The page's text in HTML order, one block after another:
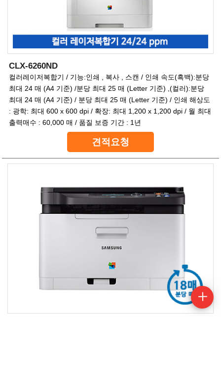
CLX-6260ND
컬러레이저복합기 / 기능:인쇄 , 복사 , 스캔 / 인쇄 속도(흑백):분당
최대 24 매 (A4 기준) /분당 최대 25 매 (Letter 기준) ,(컬러):분당
최대 24 매 (A4 기준) / 분당 최대 25 매 (Letter 기준) / 인쇄 해상도
: 광학: 최대 600 x 600 dpi / 확장: 최대 1,200 x 1,200 dpi / 월 최대
출력매수 : 60,000 매 / 품질 보증 기간 : 1년
견적요청